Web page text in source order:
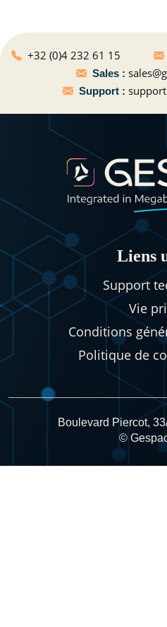
+32 (0)4 232 61 15
Sales :
Support :
Liens
Support
Vie
Conditions
Politique de
Boulevard Piercot,
©